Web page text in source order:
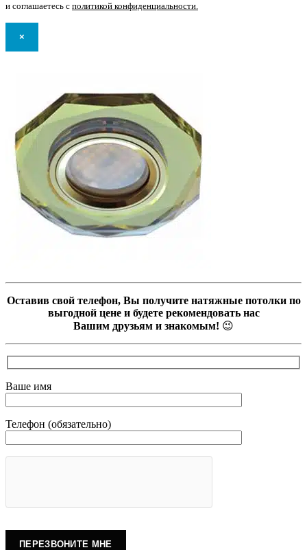
и соглашаетесь с политикой конфиденциальности.
×
Оставив свой телефон, Вы получите натяжные потолки по
выгодной цене и будете рекомендовать нас
Вашим друзьям и знакомым! 😉
Ваше имя
Телефон (обязательно)